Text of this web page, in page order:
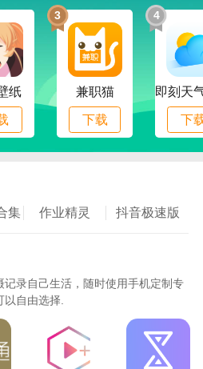
了！‍(・ω< )★
8月福利升级！抽奖！打折！
幸福！( ∀ )ﾉ
气日漫，*签名画，绝版签
迎你发邮件反馈给
步行到官网下载最新版本
漫画，漫画迷最爱的追漫画神
漫画APP。热门UPs都在看。
纸
3
兼职猫
下载
4
下
集 作业精灵 抖音极速版
录自己生活，随时使用手机定制专
以自由选择.